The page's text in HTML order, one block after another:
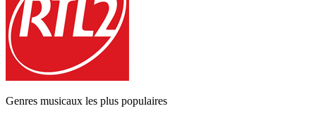
Genres musicaux les plus populaires